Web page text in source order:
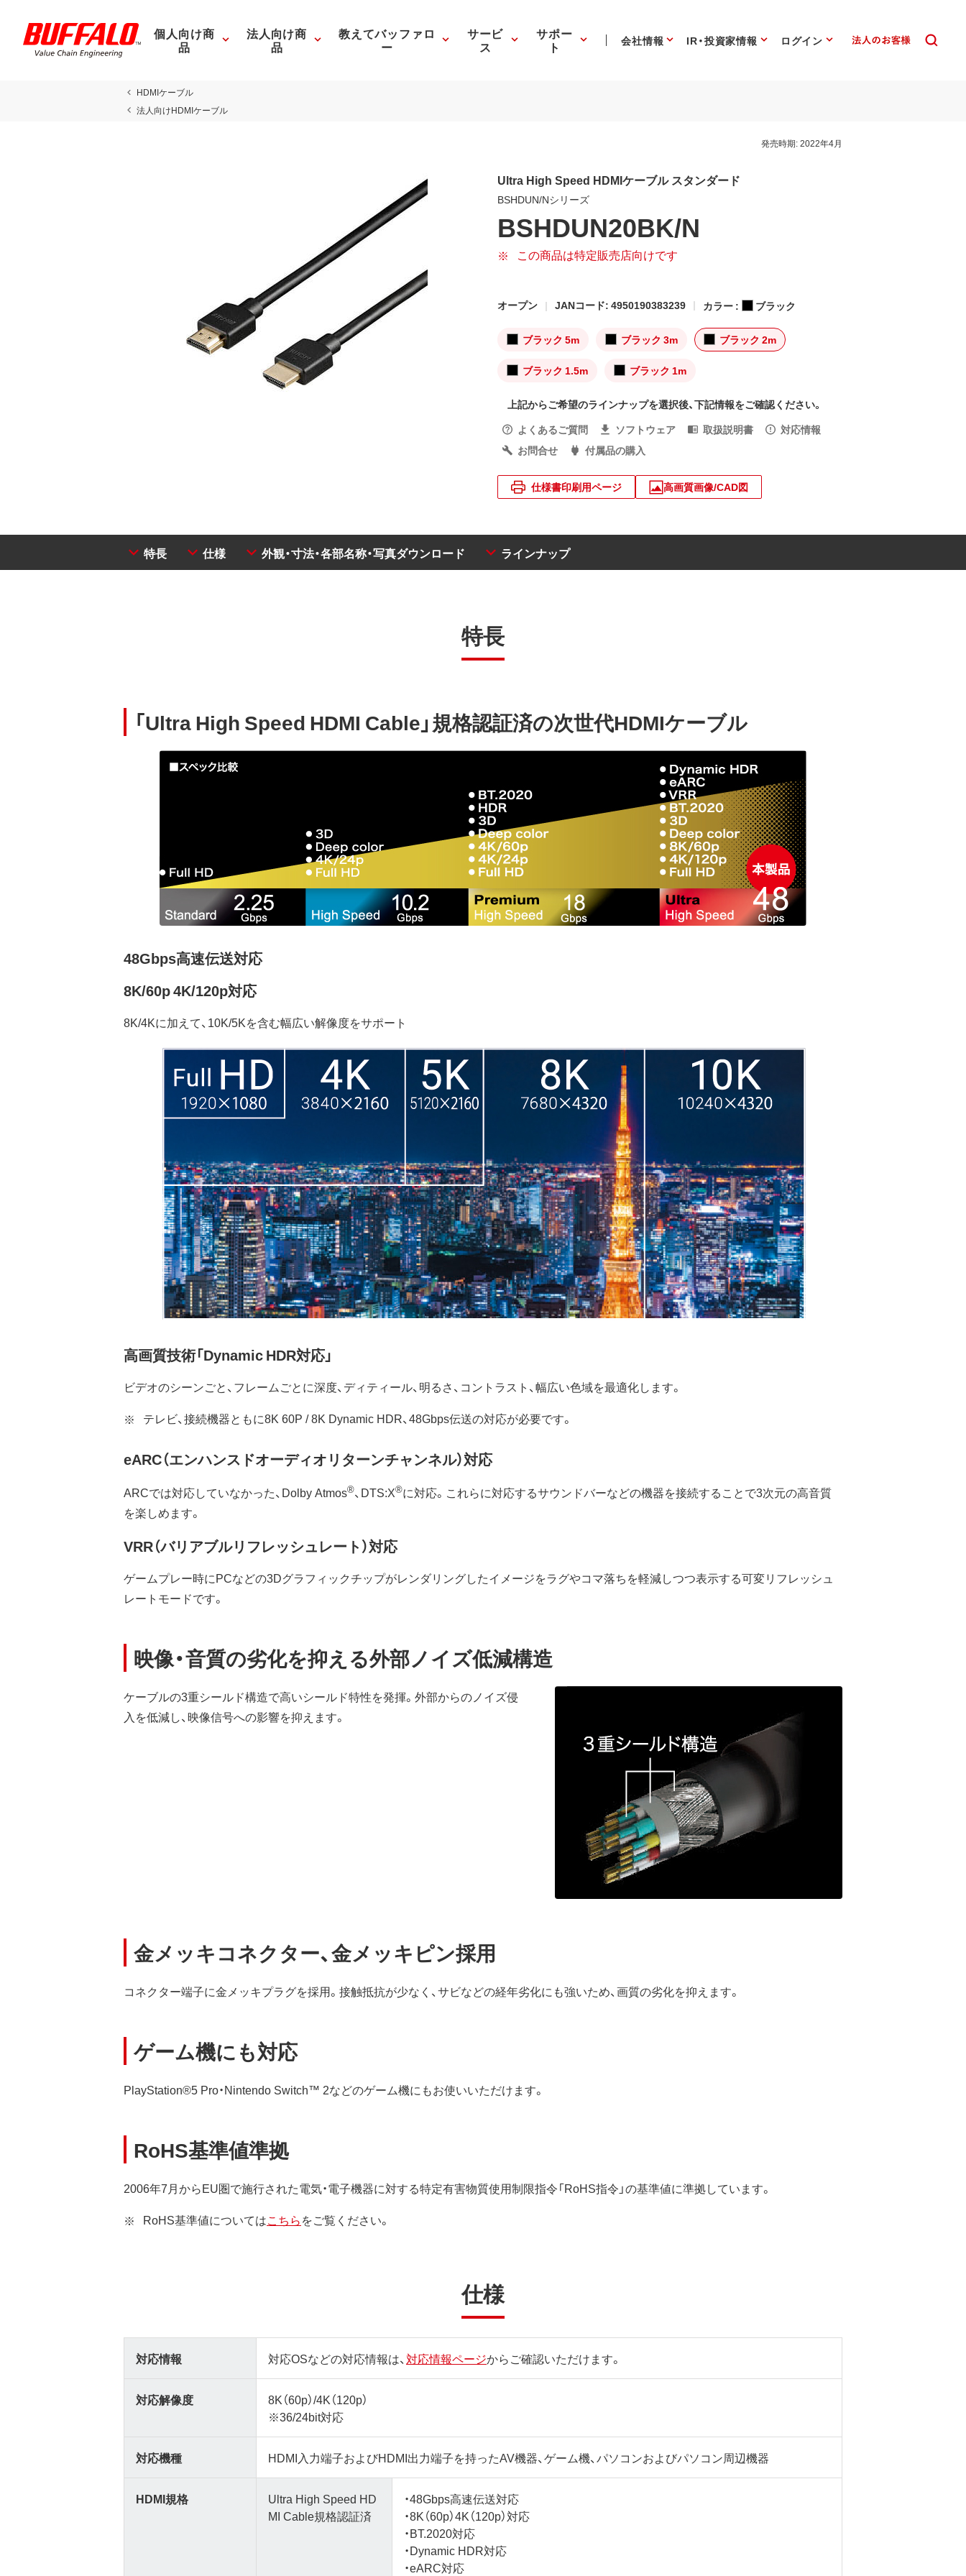
個人向け商
品
法人向け商
品
教えてバッファロ
ー
サービ
ス
サポー
ト 会社情報 IR・投資家情報 ログイン
HDMIケーブル
法人向けHDMIケーブル
発売時期:2022年4月
Ultra High Speed HDMIケーブル スタンダード
BSHDUN/Nシリーズ
BSHDUN20BK/N
この商品は特定販売店向けです
オープン JANコード: 4950190383239 カラー : ブラック
ブラック 5m ブラック 3m ブラック 2m
ブラック 1.5m ブラック 1m
上記からご希望のラインナップを選択後、下記情報をご確認ください。
よくあるご質問
ソフトウェア 取扱説明書
対応情報
お問合せ
付属品の購入
仕様書印刷用ページ 高画質画像/CAD図
特長 仕様 外観・寸法・各部名称・写真ダウンロード ラインナップ
特長
「Ultra High Speed HDMI Cable」規格認証済の次世代HDMIケーブル
48Gbps高速伝送対応
8K/60p 4K/120p対応
8K/4Kに加えて、10K/5Kを含む幅広い解像度をサポート
高画質技術「Dynamic HDR対応」
ビデオのシーンごと、フレームごとに深度、ディティール、明るさ、コントラスト、幅広い色域を最適化します。
テレビ、接続機器ともに8K 60P / 8K Dynamic HDR、48Gbps伝送の対応が必要です。
eARC（エンハンスドオーディオリターンチャンネル）対応
ARCでは対応していなかった、Dolby Atmos®、DTS:X®に対応。これらに対応するサウンドバーなどの機器を接続することで3次元の高音質
を楽しめます。
VRR（バリアブルリフレッシュレート）対応
ゲームプレー時にPCなどの3Dグラフィックチップがレンダリングしたイメージをラグやコマ落ちを軽減しつつ表示する可変リフレッシュ
レートモードです。
映像・音質の劣化を抑える外部ノイズ低減構造
ケーブルの3重シールド構造で高いシールド特性を発揮。外部からのノイズ侵
入を低減し、映像信号への影響を抑えます。
金メッキコネクター、金メッキピン採用
コネクター端子に金メッキプラグを採用。接触抵抗が少なく、サビなどの経年劣化にも強いため、画質の劣化を抑えます。
ゲーム機にも対応
PlayStation®5 Pro・Nintendo Switch™ 2などのゲーム機にもお使いいただけます。
RoHS基準値準拠
2006年7月からEU圏で施行された電気・電子機器に対する特定有害物質使用制限指令「RoHS指令」の基準値に準拠しています。
RoHS基準値についてはこちらをご覧ください。
仕様
対応情報 対応OSなどの対応情報は、対応情報ページからご確認いただけます。
対応解像度
8K（60p）/4K（120p）
※36/24bit対応
対応機種 HDMI入力端子およびHDMI出力端子を持ったAV機器、ゲーム機、パソコンおよびパソコン周辺機器
HDMI規格
Ultra High Speed HD
MI Cable規格認証済
・48Gbps高速伝送対応
・8K（60p）4K（120p）対応
・BT.2020対応
・Dynamic HDR対応
・eARC対応